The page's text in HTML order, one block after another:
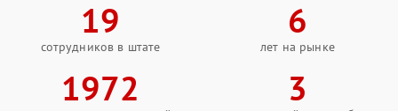
19
сотрудников в штате
6
лет на рынке
1972 3